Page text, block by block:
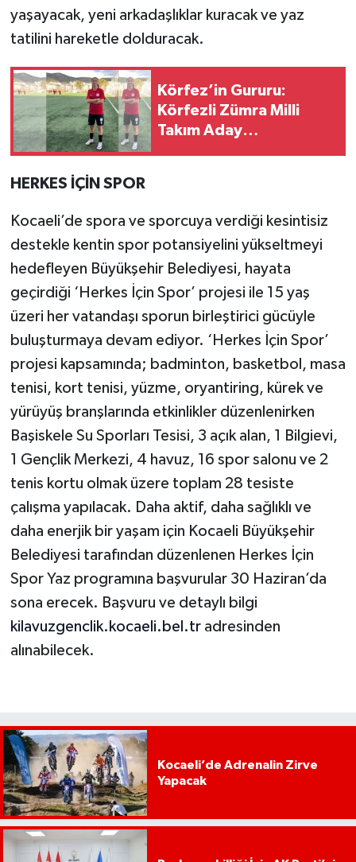
yaşayacak, yeni arkadaşlıklar kuracak ve yaz
tatilini hareketle dolduracak.
Körfez’in Gururu:
Körfezli Zümra Milli
Takım Aday
HERKES İÇİN SPOR
Kocaeli’de spora ve sporcuya verdiği kesintisiz
destekle kentin spor potansiyelini yükseltmeyi
hedefleyen Büyükşehir Belediyesi, hayata
geçirdiği ‘Herkes İçin Spor’ projesi ile 15 yaş
üzeri her vatandaşı sporun birleştirici gücüyle
buluşturmaya devam ediyor. ‘Herkes İçin Spor’
projesi kapsamında; badminton, basketbol, masa
tenisi, kort tenisi, yüzme, oryantiring, kürek ve
yürüyüş branşlarında etkinlikler düzenlenirken
Başiskele Su Sporları Tesisi, 3 açık alan, 1 Bilgievi,
1 Gençlik Merkezi, 4 havuz, 16 spor salonu ve 2
tenis kortu olmak üzere toplam 28 tesiste
çalışma yapılacak. Daha aktif, daha sağlıklı ve
daha enerjik bir yaşam için Kocaeli Büyükşehir
Belediyesi tarafından düzenlenen Herkes İçin
Spor Yaz programına başvurular 30 Haziran’da
sona erecek. Başvuru ve detaylı bilgi
kilavuzgenclik.kocaeli.bel.tradresinden
alınabilecek.
Kocaeli’de Adrenalin Zirve
Yapacak